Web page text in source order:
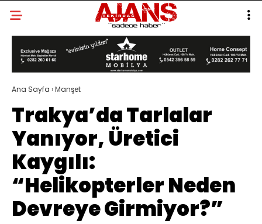
Ana Sayfa ›Manşet
Trakya’da Tarlalar
Yanıyor, Üretici
Kaygılı:
“Helikopterler Neden
Devreye Girmiyor?”